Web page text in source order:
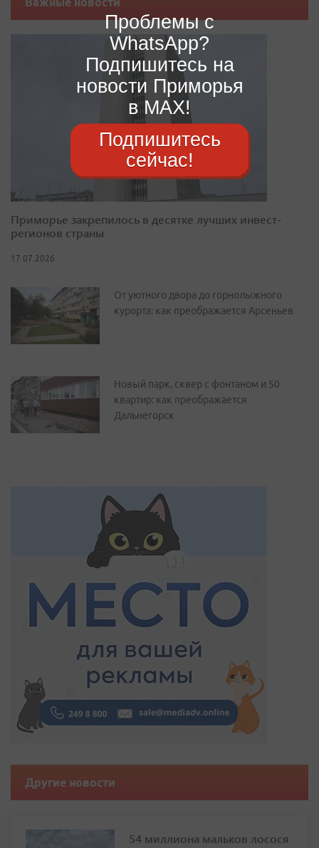
Приморье закрепилось в десятке лучших инвест-
регионов страны
17.07.2026
От уютного двора до горнолыжного
курорта: как преображается Арсеньев
Новый парк, сквер с фонтаном и 50
квартир: как преображается
Дальнегорск
Другие новости
54 миллиона мальков лосося
Проблемы с
WhatsApp?
Подпишитесь на
новости Приморья
в MAX!
Подпишитесь
сейчас!